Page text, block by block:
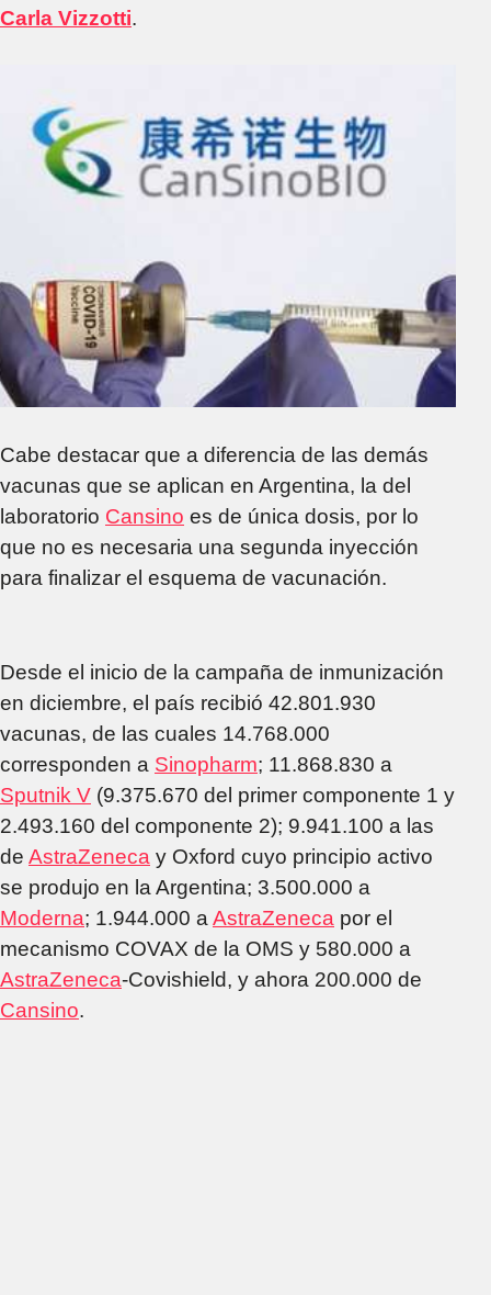
Carla Vizzotti.
Cabe destacar que a diferencia de las demás
vacunas que se aplican en Argentina, la del
laboratorio Cansino es de única dosis, por lo
que no es necesaria una segunda inyección
para finalizar el esquema de vacunación.
Desde el inicio de la campaña de inmunización
en diciembre, el país recibió 42.801.930
vacunas, de las cuales 14.768.000
corresponden a Sinopharm; 11.868.830 a
Sputnik V (9.375.670 del primer componente 1 y
2.493.160 del componente 2); 9.941.100 a las
de AstraZeneca y Oxford cuyo principio activo
se produjo en la Argentina; 3.500.000 a
Moderna; 1.944.000 a AstraZeneca por el
mecanismo COVAX de la OMS y 580.000 a
AstraZeneca-Covishield, y ahora 200.000 de
Cansino.